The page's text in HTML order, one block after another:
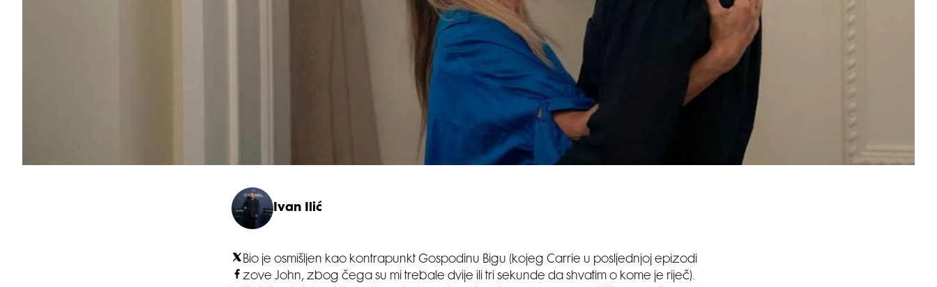
Ivan Ilić
Bio je osmišljen kao kontrapunkt Gospodinu Bigu (kojeg Carrie u posljednjoj epizodi
zove John, zbog čega su mi trebale dvije ili tri sekunde da shvatim o kome je riječ).